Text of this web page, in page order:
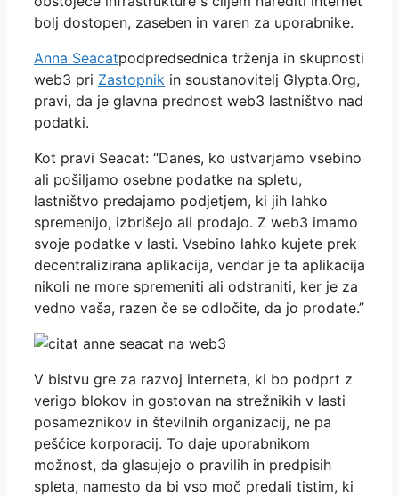
bolj dostopen, zaseben in varen za uporabnike.
Anna Seacatpodpredsednica trženja in skupnosti
web3 pri Zastopnik in soustanovitelj Glypta.Org,
pravi, da je glavna prednost web3 lastništvo nad
podatki.
Kot pravi Seacat: “Danes, ko ustvarjamo vsebino
ali pošiljamo osebne podatke na spletu,
lastništvo predajamo podjetjem, ki jih lahko
spremenijo, izbrišejo ali prodajo. Z web3 imamo
svoje podatke v lasti. Vsebino lahko kujete prek
decentralizirana aplikacija, vendar je ta aplikacija
nikoli ne more spremeniti ali odstraniti, ker je za
vedno vaša, razen če se odločite, da jo prodate.”
V bistvu gre za razvoj interneta, ki bo podprt z
verigo blokov in gostovan na strežnikih v lasti
posameznikov in številnih organizacij, ne pa
peščice korporacij. To daje uporabnikom
možnost, da glasujejo o pravilih in predpisih
spleta, namesto da bi vso moč predali tistim, ki